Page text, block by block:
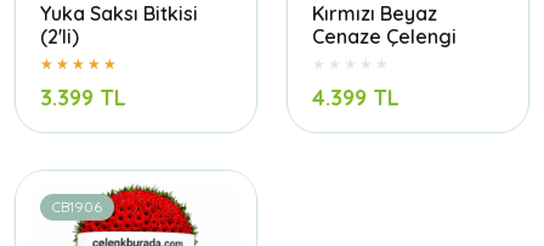
Yuka Saksı Bitkisi
(2'li)
3.399 TL
Kırmızı Beyaz
Cenaze Çelengi
4.399 TL
CB1906